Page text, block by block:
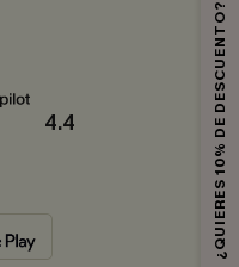
4.4 ¿QUIERES 10% DE DESCUENTO?